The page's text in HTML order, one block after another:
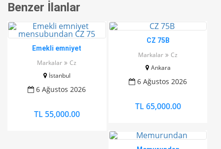
Benzer İlanlar
Emekli emniyet
Markalar
Cz
İstanbul
6 Ağustos 2026
TL 55,000.00
CZ 75B
Markalar
Cz
Ankara
6 Ağustos 2026
TL 65,000.00